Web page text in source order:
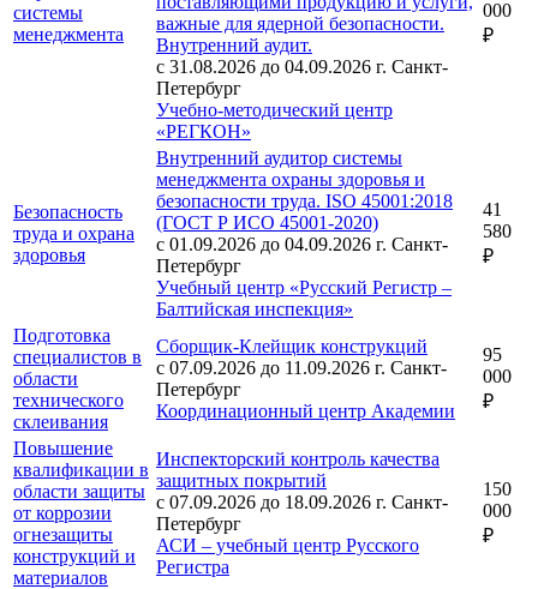
системы
менеджмента
важные для ядерной безопасности.
Внутренний аудит.
с 31.08.2026 до 04.09.2026 г. Санкт-
Петербург
Учебно-методический центр
«РЕГКОН»
000
₽
Безопасность
труда и охрана
здоровья
Внутренний аудитор системы
менеджмента охраны здоровья и
безопасности труда. ISO 45001:2018
(ГОСТ Р ИСО 45001-2020)
с 01.09.2026 до 04.09.2026 г. Санкт-
Петербург
Учебный центр «Русский Регистр –
Балтийская инспекция»
41
580
₽
Подготовка
специалистов в
области
технического
склеивания
Сборщик-Клейщик конструкций
с 07.09.2026 до 11.09.2026 г. Санкт-
Петербург
Координационный центр Академии
95
000
₽
Повышение
квалификации в
области защиты
от коррозии
огнезащиты
конструкций и
материалов
Инспекторский контроль качества
защитных покрытий
с 07.09.2026 до 18.09.2026 г. Санкт-
Петербург
АСИ – учебный центр Русского
Регистра
150
000
₽